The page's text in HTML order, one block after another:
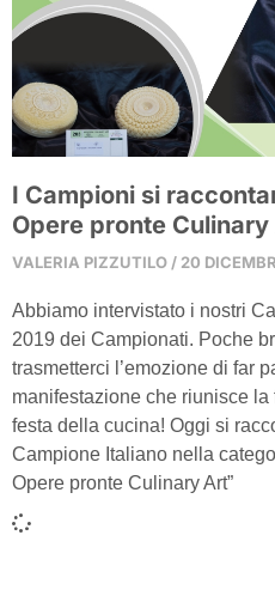
I Campioni si
Opere pronte Culinary
VALERIA PIZZUTILO 20
Abbiamo intervistato i nostri
2019 dei Campionati. Poche
trasmetterci l’emozione di far
manifestazione che riunisce
festa della cucina! Oggi si
Campione Italiano nella
Opere pronte Culinary Art”